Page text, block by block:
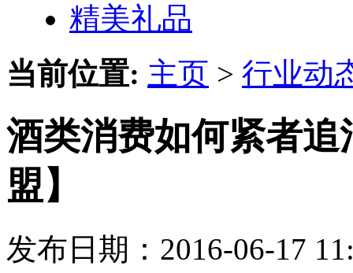
精美礼品
当前位置: 主页 > 行业动
酒类消费如何紧者追
盟】
发布日期：2016-06-17